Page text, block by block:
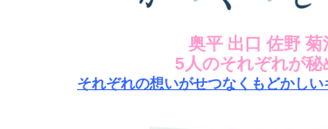
奥平 出口 佐野 菊
5人のそれぞれが秘
それぞれの想いがせつなくもどかし